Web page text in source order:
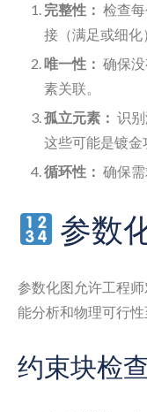
完整性： 检查
接（满足或细化
唯一性： 确保
素关联。
孤立元素： 识
这些可能是镀金
循环性： 确保
参数
参数化图允许工程
能分析和物理可行性
约束块检查